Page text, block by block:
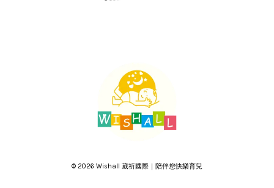
© 2026 Wishall 葳祈國際｜陪伴您快樂育兒